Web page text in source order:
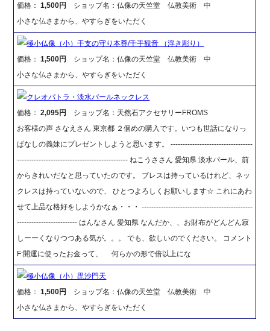
価格：1,500円
ショップ名：仏像の天竺堂 仏教美術 中
小さな仏さまから、やすらぎをいただく
極小仏像（小）干支の守り本尊/千手観音 （浮き彫り）
価格：1,500円
ショップ名：仏像の天竺堂 仏教美術 中
小さな仏さまから、やすらぎをいただく
クレオパトラ・淡水パールネックレス
価格：2,095円
ショップ名：天然石アクセサリーFROMS
お客様の声 さなえさん 東京都 ２個めの購入です。いつも世話になりっ
ぱなしの義妹にプレゼントしようと思います。 ----------------------------------
---------------------------------------------- ねこうささん 愛知県 淡水パール、前
からきれいだなと思っていたのです。 ブレスは持っているけれど、ネッ
クレスは持っていないので、 ひとつよろしくお願いします☆ これにあわ
せて上品な格好をしようかなぁ・・・ ----------------------------------------------
------------------------- はんなさん 愛知県 なんだか、、お財布がどんどん寂
しーーくなりつつある気が。。。 でも、欲しいのでください。 コメント
F:開運に使ったお金って、 何らかの形で倍以上にな
極小仏像（小）毘沙門天
価格：1,500円
ショップ名：仏像の天竺堂 仏教美術 中
小さな仏さまから、やすらぎをいただく